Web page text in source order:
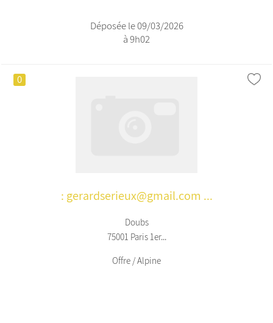
Déposée le 09/03/2026
à 9h02
0
: gerardserieux@gmail.com ...
Doubs
75001 Paris 1er...
Offre / Alpine